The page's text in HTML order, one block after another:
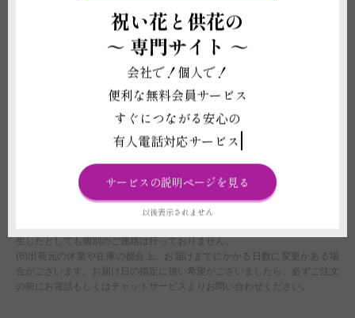
(1)営業日の12:00以降、営業時間外のご注文につきましては、原則翌営業日
の注文確認、手配開始とさせていただきます。
(2)お届け先がライブ、式典、結婚式などのイベント会場の場合、先方側で
指定されていたとしても、搬入先の指示が最優先となります。それらを理由
にお届けが困難な場合は、商品やお届け日時の変更を相談したり、ご注文を
(3)ご注文時点でお届け希望日時を指定されていたとしても、運送会社の規
定に伴い確約とはなりません。あくまでご希望として承りになります。
(4)お届け先地域の最低気温が0度以下または最高気温が30度以上の場合、配
送中に花や植物が傷む可能性がございます。気温を原因とした商品劣化が発
生したとしても、ご返品、ご返金、交換、その他のご請求には一切応じられ
(5)交通事情、天候状況など運送会社の免責にあたる理由により遅延が発生
生したとしても個別のご連絡は行っておりません。
(6)出荷元の休業や在庫の都合上、お届けまでにかかる日数に変更がある場
合がございます。お届け日の指定に強い希望がございましたら、必ずご注文
の前にお電話もしくはチャットサービスよりお問い合わせください。
祝い花と供花の
～ 専門サイト ～
会社で！個人で！
便利な無料会員サービス
すぐにつながる安心の
有人電話対応サービス
サービスの説明ページを見る
以後表示されません